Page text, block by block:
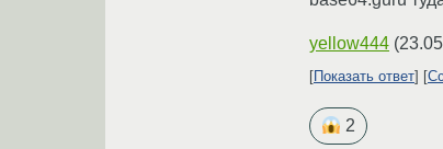
yellow444 (
Показать ответ
2